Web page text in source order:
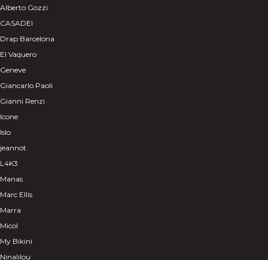
Alberto Gozzi
CASADEI
Drap Barcelona
El Vaquero
Geneve
Giancarlo Paoli
Gianni Renzi
Icone
Islo
jeannot
L4K3
Manas
Marc Ellis
Marra
Micol
My Bikini
Ninalilou